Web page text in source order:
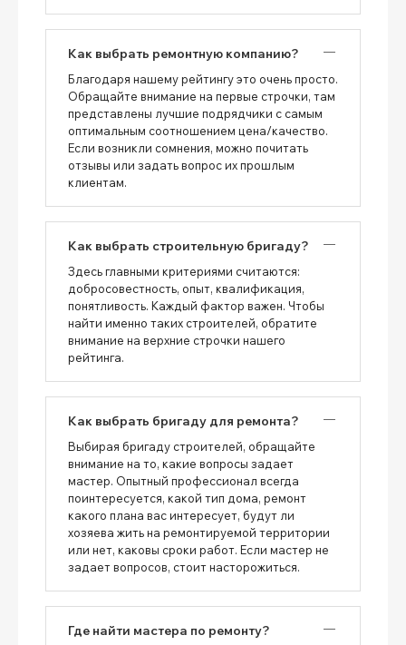
Как выбрать ремонтную компанию?
Благодаря нашему рейтингу это очень просто.
Обращайте внимание на первые строчки, там
представлены лучшие подрядчики с самым
оптимальным соотношением цена/качество.
Если возникли сомнения, можно почитать
отзывы или задать вопрос их прошлым
клиентам.
Как выбрать строительную бригаду?
Здесь главными критериями считаются:
добросовестность, опыт, квалификация,
понятливость. Каждый фактор важен. Чтобы
найти именно таких строителей, обратите
внимание на верхние строчки нашего
рейтинга.
Как выбрать бригаду для ремонта?
Выбирая бригаду строителей, обращайте
внимание на то, какие вопросы задает
мастер. Опытный профессионал всегда
поинтересуется, какой тип дома, ремонт
какого плана вас интересует, будут ли
хозяева жить на ремонтируемой территории
или нет, каковы сроки работ. Если мастер не
задает вопросов, стоит насторожиться.
Где найти мастера по ремонту?